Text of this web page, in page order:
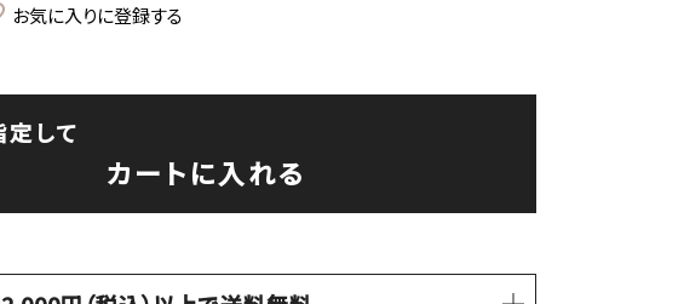
お気に入りに登録する
して
カートに入れる